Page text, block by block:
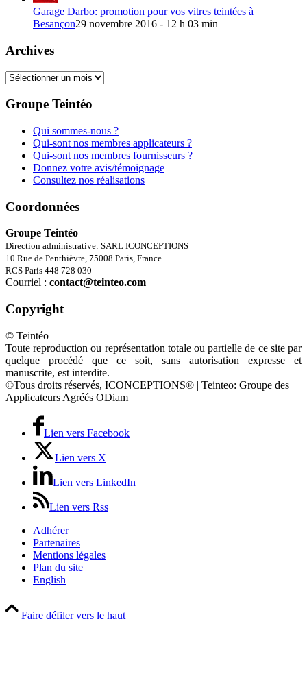
Garage Darbo: promotion pour vos vitres teintées à
Besançon29 novembre 2016 - 12 h 03 min
Archives
Archives
Groupe Teintéo
Qui sommes-nous ?
Qui-sont nos membres applicateurs ?
Qui-sont nos membres fournisseurs ?
Donnez votre avis/témoignage
Consultez nos réalisations
Coordonnées
Groupe Teintéo
Direction administrative: SARL ICONCEPTIONS
10 Rue de Penthièvre, 75008 Paris, France
RCS Paris 448 728 030
Courriel : contact@teinteo.com
Copyright
© Teintéo
Toute reproduction ou représentation totale ou partielle de ce site par
quelque procédé que ce soit, sans autorisation expresse et
manuscrite, est interdite.
©Tous droits réservés, ICONCEPTIONS® | Teinteo: Groupe des
Applicateurs Agréés ODiam
Lien vers Facebook
Lien vers X
Lien vers LinkedIn
Lien vers Rss
Adhérer
Partenaires
Mentions légales
Plan du site
English
Faire défiler vers le haut